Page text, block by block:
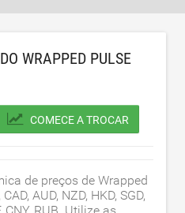
WRAPPED PULSE
COMECE A TROCAR
de preços de Wrapped
AUD, NZD, HKD, SGD,